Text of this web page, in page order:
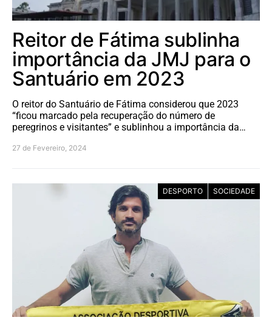
Reitor de Fátima sublinha
importância da JMJ para o
Santuário em 2023
O reitor do Santuário de Fátima considerou que 2023
“ficou marcado pela recuperação do número de
peregrinos e visitantes” e sublinhou a importância da…
27 de Fevereiro, 2024
DESPORTO SOCIEDADE